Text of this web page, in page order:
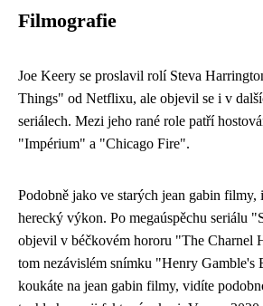
Filmografie
Joe Keery se proslavil rolí Steva
Things" od Netflixu, ale objevil se i v
seriálech. Mezi jeho rané role patří
"Impérium" a "Chicago Fire".
Podobně jako ve starých jean gabin
herecký výkon. Po megaúspěchu seriálu
objevil v béčkovém hororu "The Charnel
tom nezávislém snímku "Henry
koukáte na jean gabin filmy, vidíte